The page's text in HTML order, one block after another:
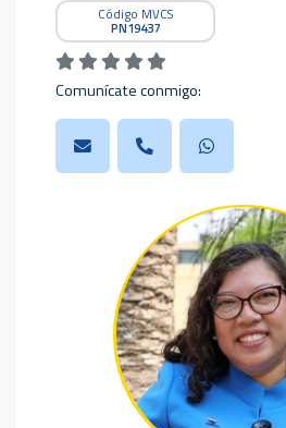
Código MVCS
PN19437
Comunícate conmigo: